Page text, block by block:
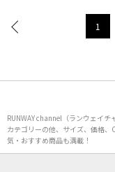
1
RUNWAY channel（ランウェイ
カテゴリーの他、サイズ、価格
気・おすすめ商品も満載！